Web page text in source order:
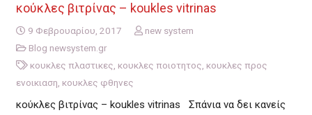
κούκλες βιτρίνας – koukles vitrinas
9 Φεβρουαρίου, 2017
new system
Blog newsystem.gr
κουκλες πλαστικες κουκλες ποιοτητος κουκλες προς
ενοικιαση κουκλες φθηνες
κούκλες βιτρίνας – koukles vitrinas Σπάνια να δει κανείς